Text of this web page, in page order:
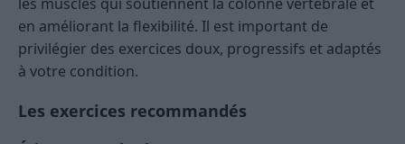
en améliorant la flexibilité. Il est important de
privilégier des exercices doux, progressifs et adaptés
à votre condition.
Les exercices recommandés